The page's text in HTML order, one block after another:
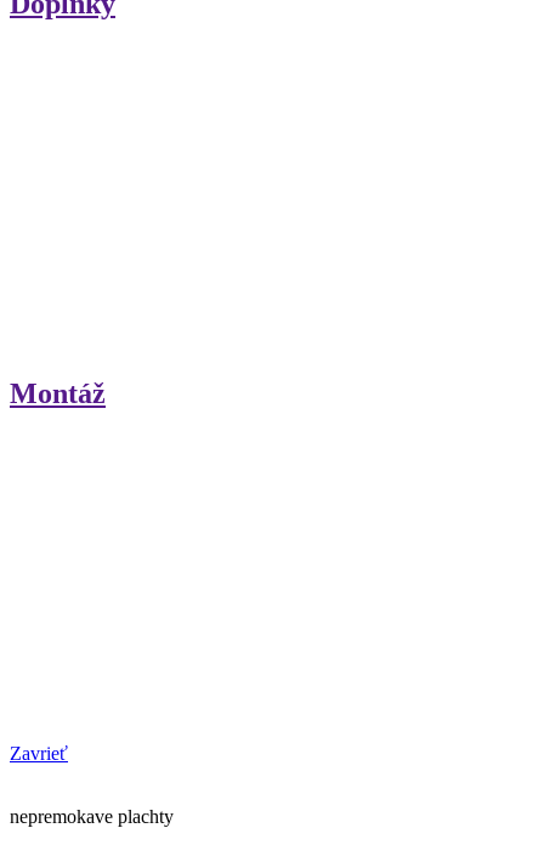
Montáž
Zavrieť
nepremokave plachty